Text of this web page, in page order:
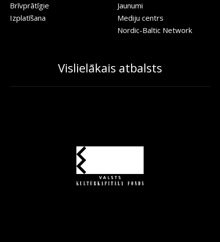
Brīvprātīgie
Izplatīšana
Jaunumi
Mediju centrs
Nordic-Baltic Network
Vislielākais atbalsts